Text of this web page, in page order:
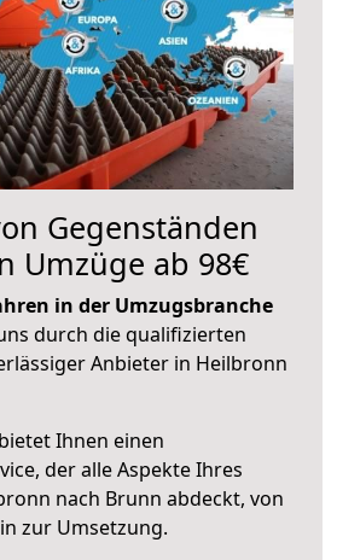
Gegenständen
Umzüge ab 98€
in der Umzugsbranche
durch die qualifizierten
Anbieter in Heilbronn
bietet Ihnen einen
der alle Aspekte Ihres
nach Brunn abdeckt, von
zur Umsetzung.